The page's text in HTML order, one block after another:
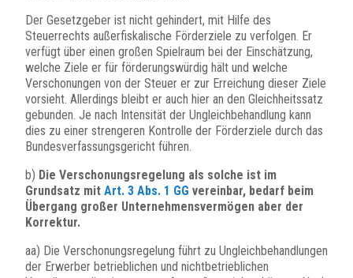
Der Gesetzgeber ist nicht gehindert, mit Hilfe des
Steuerrechts außerfiskalische Förderziele zu verfolgen. Er
verfügt über einen großen Spielraum bei der Einschätzung,
welche Ziele er für förderungswürdig hält und welche
Verschonungen von der Steuer er zur Erreichung dieser Ziele
vorsieht. Allerdings bleibt er auch hier an den Gleichheitssatz
gebunden. Je nach Intensität der Ungleichbehandlung kann
dies zu einer strengeren Kontrolle der Förderziele durch das
Bundesverfassungsgericht führen.
b) Die Verschonungsregelung als solche ist im
Grundsatz mit Art. 3 Abs. 1 GG vereinbar, bedarf beim
Übergang großer Unternehmensvermögen aber der
Korrektur.
aa) Die Verschonungsregelung führt zu Ungleichbehandlungen
der Erwerber betrieblichen und nichtbetrieblichen